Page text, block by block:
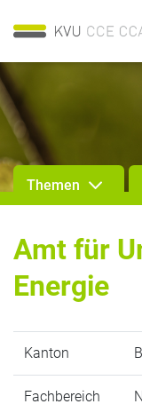
Themen
Amt für
Energie
Kanton
Fachbereich